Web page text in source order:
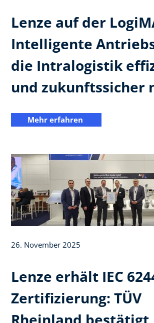
Lenze auf der
Intelligente
die Intralogistik
und zukunftssicher
Mehr erfahren
26. November 2025
Lenze erhält IEC
Zertifizierung: TÜV